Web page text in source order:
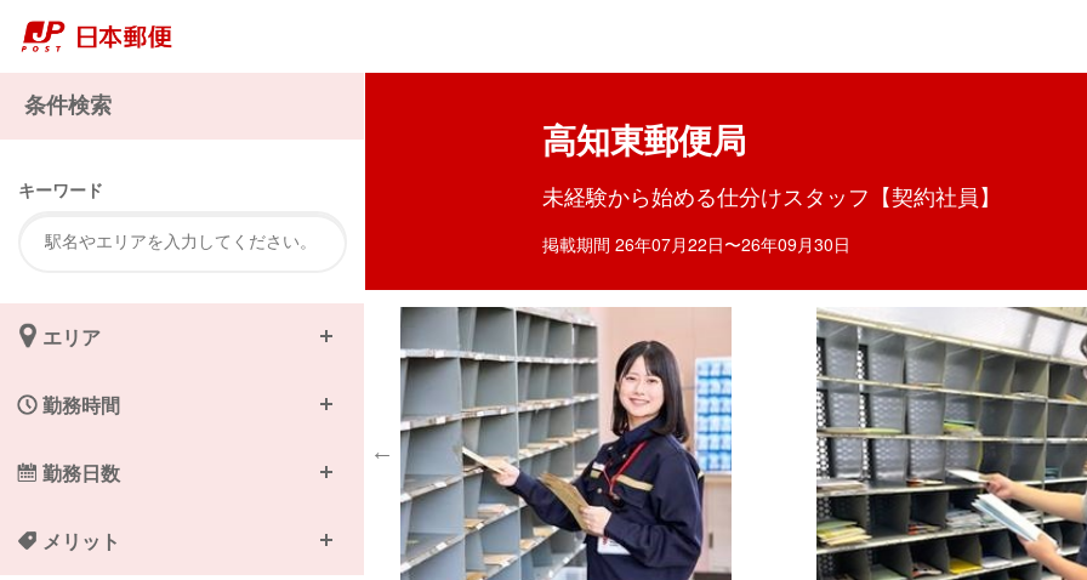
高知東郵便局
未経験から始める仕分けスタッフ【契約社員】
掲載期間 26年07月22日〜26年09月30日
条件検索
キーワード
エリア
勤務時間
勤務日数
メリット